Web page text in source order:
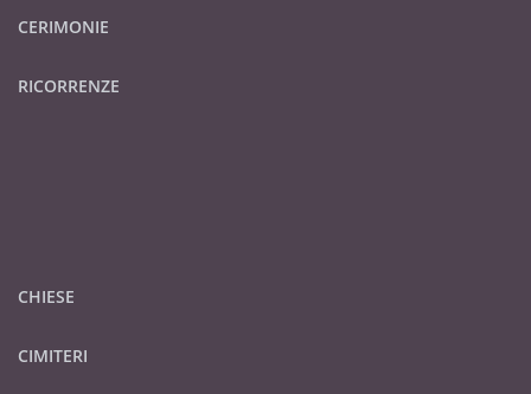
CERIMONIE
RICORRENZE
CHIESE
CIMITERI